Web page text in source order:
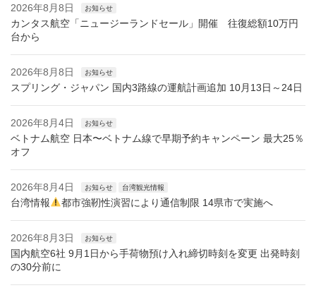
2026年8月8日 お知らせ
カンタス航空「ニュージーランドセール」開催 往復総額10万円
台から
2026年8月8日 お知らせ
スプリング・ジャパン 国内3路線の運航計画追加 10月13日～24日
2026年8月4日 お知らせ
ベトナム航空 日本〜ベトナム線で早期予約キャンペーン 最大25％
オフ
2026年8月4日 お知らせ 台湾観光情報
台湾情報 都市強靭性演習により通信制限 14県市で実施へ
2026年8月3日 お知らせ
国内航空6社 9月1日から手荷物預け入れ締切時刻を変更 出発時刻
の30分前に